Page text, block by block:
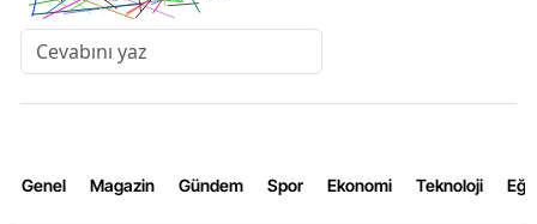
Genel Magazin Gündem Spor Ekonomi Teknoloji